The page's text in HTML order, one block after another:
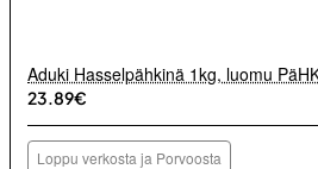
Aduki Hasselpähkinä 1kg, luomu
23.89€
Loppu verkosta ja Porvoosta